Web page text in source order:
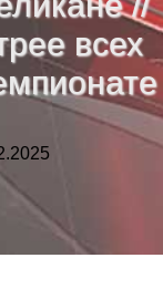
всех